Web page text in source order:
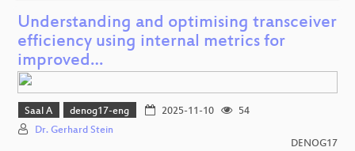
Understanding and optimising transceiver
efficiency using internal metrics for
improved…
Saal A denog17-eng 2025-11-10
54
Dr. Gerhard Stein
DENOG17